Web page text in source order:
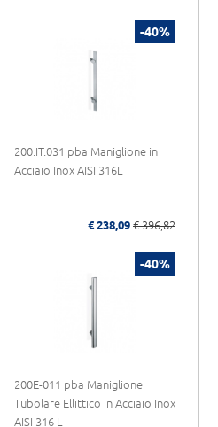
-40%
200.IT.031 pba Maniglione in
Acciaio Inox AISI 316L
€ 238,09 € 396,82
-40%
200E-011 pba Maniglione
Tubolare Ellittico in Acciaio Inox
AISI 316 L